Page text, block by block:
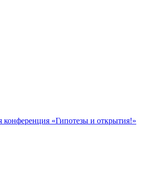
конференция «Гипотезы и открытия!»